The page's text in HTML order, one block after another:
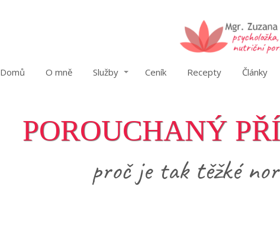
Domů O mně Služby Ceník Recepty Články
POROUCHANÝ
proč je tak těžké